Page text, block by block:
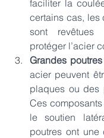
faciliter la
certains cas, les
sont
protéger l’acier
Grandes poutres
acier peuvent
plaques ou des
Ces
le soutien
poutres ont une